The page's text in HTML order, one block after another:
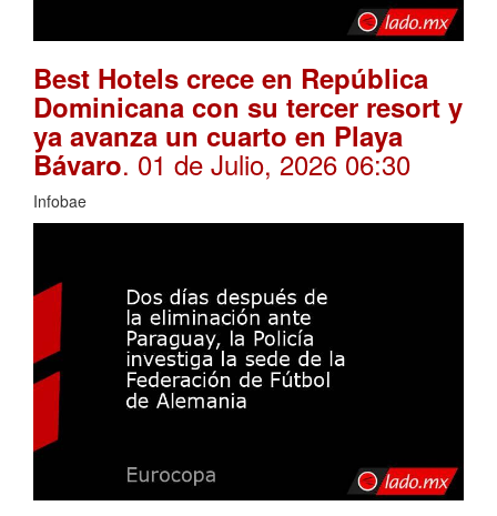
Best Hotels crece en República
Dominicana con su tercer resort y
ya avanza un cuarto en Playa
Bávaro. 01 de Julio, 2026 06:30
Infobae